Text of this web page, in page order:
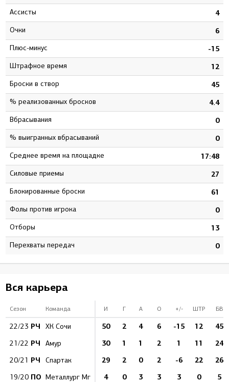
Ассисты 4
Очки 6
Плюс-минус -15
штрафное время 12
Броски в створ 45
% реализованных бросков 4.4
Вбрасывания 0
% выигранных вбрасываний 0
Среднее время на площадке 17:48
Силовые приемы 27
Блокированные броски 61
Фолы против игрока 0
Отборы 13
Перехваты передач 0
Вся карьера
Сезон Команда И Г А О +/- ШТР БВ
22/23 РЧ ХК Сочи 50 2 4 6 -15 12 45
21/22 РЧ Амур 30 1 1 2 1 11 24
20/21 РЧ Спартак 29 2 0 2 -6 22 26
19/20 ПО Металлург Мг 4 0 3 3 3 0 5